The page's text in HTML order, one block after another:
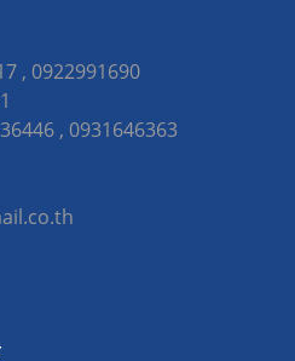
, 0922991690
, 0931646363